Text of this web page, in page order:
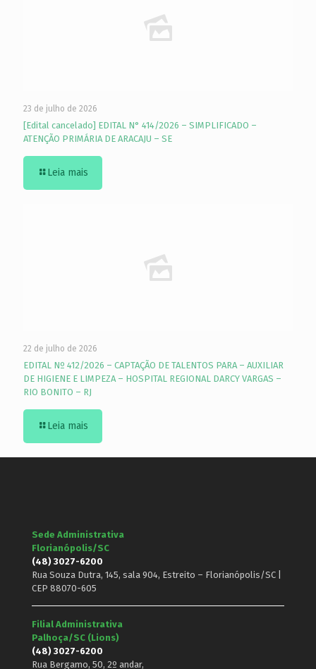
23 de julho de 2026
[Edital cancelado] EDITAL N° 414/2026 – SIMPLIFICADO –
ATENÇÃO PRIMÁRIA DE ARACAJU – SE
Leia mais
22 de julho de 2026
EDITAL Nº 412/2026 – CAPTAÇÃO DE TALENTOS PARA – AUXILIAR
DE HIGIENE E LIMPEZA – HOSPITAL REGIONAL DARCY VARGAS –
RIO BONITO – RJ
Leia mais
Sede Administrativa
Florianópolis/SC
(48) 3027-6200
Rua Souza Dutra, 145, sala 904, Estreito – Florianópolis/SC |
CEP 88070-605
Filial Administrativa
Palhoça/SC (Lions)
(48) 3027-6200
Rua Bergamo, 50, 2º andar,